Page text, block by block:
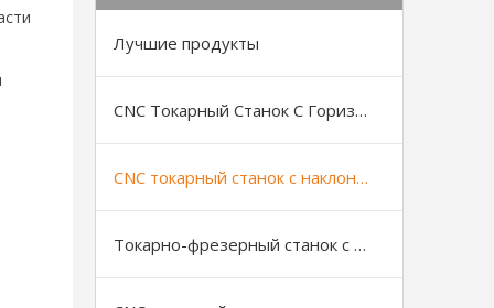
Лучшие продукты
CNC Токарный Станок С Горизонтальной Станиной
CNC токарный станок с наклонной станиной
Токарно-фрезерный станок с ЧПУ